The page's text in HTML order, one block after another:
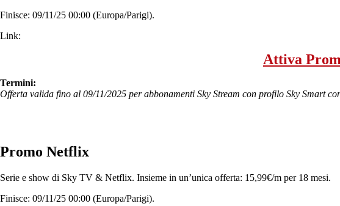
Finisce: 09/11/25 00:00 (Europa/Parigi).
Link:
Attiva
Termini:
Offerta valida fino al 09/11/2025 per abbonamenti Sky Stream con profilo Sky Smart
Promo Netflix
Serie e show di Sky TV & Netflix. Insieme in un’unica offerta: 15,99€/m per 18 mesi.
Finisce: 09/11/25 00:00 (Europa/Parigi).